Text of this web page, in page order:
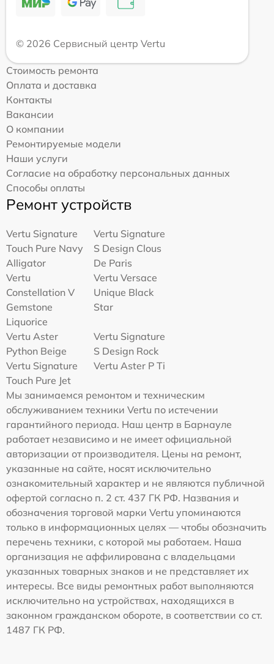
© 2026 Сервисный центр Vertu
Стоимость ремонта
Оплата и доставка
Контакты
Вакансии
О компании
Ремонтируемые модели
Наши услуги
Согласие на обработку персональных данных
Способы оплаты
Ремонт устройств
Vertu Signature
Touch Pure Navy
Alligator
Vertu Signature
S Design Clous
De Paris
Vertu
Constellation V
Gemstone
Liquorice
Vertu Versace
Unique Black
Star
Vertu Aster
Python Beige
Vertu Signature
S Design Rock
Vertu Signature
Touch Pure Jet
Vertu Aster P Ti
Мы занимаемся ремонтом и техническим
обслуживанием техники Vertu по истечении
гарантийного периода. Наш центр в Барнауле
работает независимо и не имеет официальной
авторизации от производителя. Цены на ремонт,
указанные на сайте, носят исключительно
ознакомительный характер и не являются публичной
офертой согласно п. 2 ст. 437 ГК РФ. Названия и
обозначения торговой марки Vertu упоминаются
только в информационных целях — чтобы обозначить
перечень техники, с которой мы работаем. Наша
организация не аффилирована с владельцами
указанных товарных знаков и не представляет их
интересы. Все виды ремонтных работ выполняются
исключительно на устройствах, находящихся в
законном гражданском обороте, в соответствии со ст.
1487 ГК РФ.